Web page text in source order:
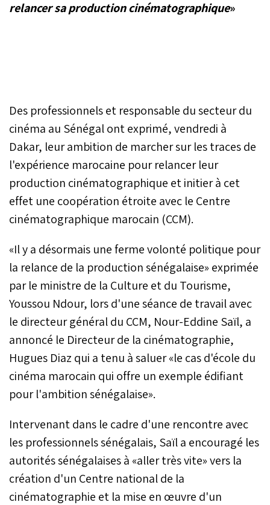
relancer sa production cinématographique»
Des professionnels et responsable du secteur du
cinéma au Sénégal ont exprimé, vendredi à
Dakar, leur ambition de marcher sur les traces de
l'expérience marocaine pour relancer leur
production cinématographique et initier à cet
effet une coopération étroite avec le Centre
cinématographique marocain (CCM).
«Il y a désormais une ferme volonté politique pour
la relance de la production sénégalaise» exprimée
par le ministre de la Culture et du Tourisme,
Youssou Ndour, lors d'une séance de travail avec
le directeur général du CCM, Nour-Eddine Saïl, a
annoncé le Directeur de la cinématographie,
Hugues Diaz qui a tenu à saluer «le cas d'école du
cinéma marocain qui offre un exemple édifiant
pour l'ambition sénégalaise».
Intervenant dans le cadre d'une rencontre avec
les professionnels sénégalais, Saïl a encouragé les
autorités sénégalaises à «aller très vite» vers la
création d'un Centre national de la
cinématographie et la mise en œuvre d'un